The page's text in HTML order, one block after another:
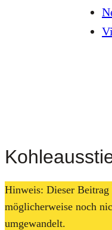
Hinweis: Dieser
möglicherweise noch
umgewandelt.